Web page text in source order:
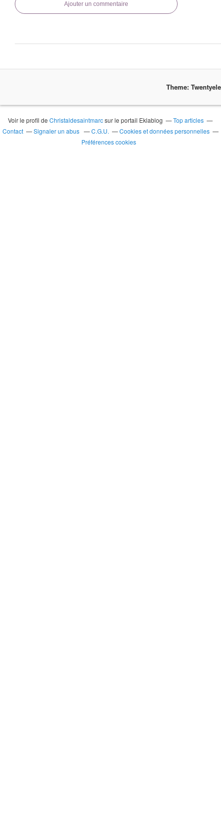
Ajouter un commentaire
Theme:
Voir le profil deChristaldesaintmarcsur le portail Eklablog
Top articles
Contact
Signaler un abus C.G.U.
Cookies et données personnelles
Préférences cookies